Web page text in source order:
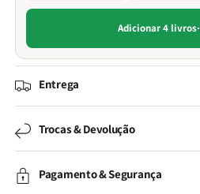
Adicionar 4 livros·
Entrega
Trocas & Devolução
Pagamento & Segurança